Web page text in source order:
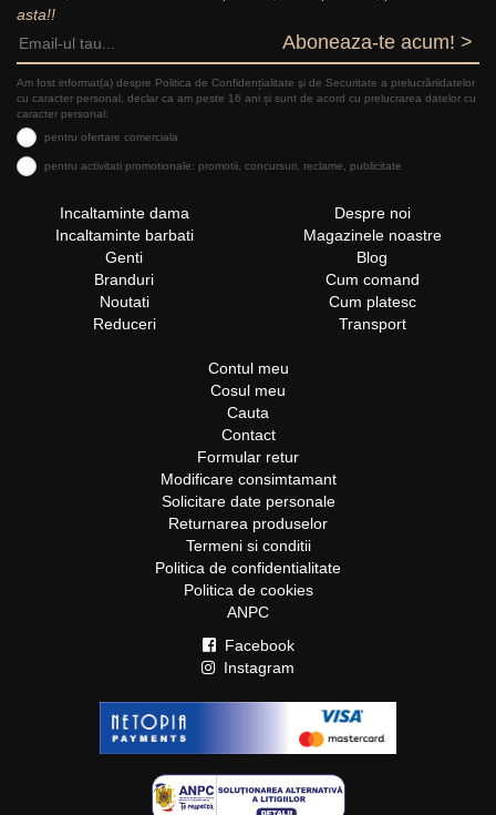
asta!!
Aboneaza-te acum! >
Am fost informat(a) despre Politica de Confidențialitate şi de Securitate a prelucrăriidatelor
cu caracter personal, declar ca am peste 16 ani și sunt de acord cu prelucrarea datelor cu
caracter personal:
pentru ofertare comerciala
pentru activitati promotionale: promotii, concursuri, reclame, publicitate
Incaltaminte dama
Incaltaminte barbati
Genti
Branduri
Noutati
Reduceri
Despre noi
Magazinele noastre
Blog
Cum comand
Cum platesc
Transport
Contul meu
Cosul meu
Cauta
Contact
Formular retur
Modificare consimtamant
Solicitare date personale
Returnarea produselor
Termeni si conditii
Politica de confidentialitate
Politica de cookies
ANPC
Facebook
Instagram